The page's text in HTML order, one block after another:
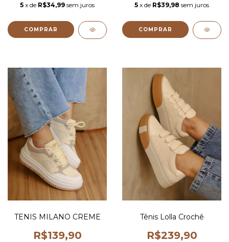
5 x de R$34,99 sem juros
COMPRAR
5 x de R$39,98 sem juros
COMPRAR
TENIS MILANO CREME
R$139,90
Tênis Lolla Crochê
R$239,90